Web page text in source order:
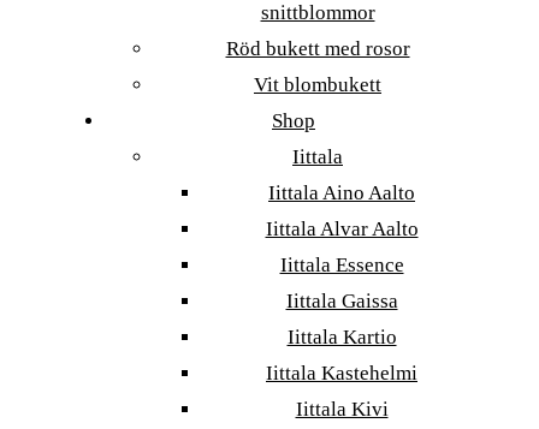
snittblommor
Röd bukett med rosor
Vit blombukett
Shop
Iittala
Iittala Aino Aalto
Iittala Alvar Aalto
Iittala Essence
Iittala Gaissa
Iittala Kartio
Iittala Kastehelmi
Iittala Kivi